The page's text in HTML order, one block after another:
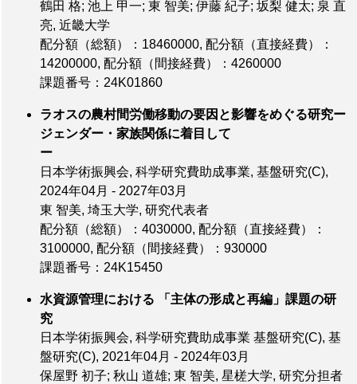
鶴田 格; 池上 甲一; 東 智美; 伊藤 紀子; 坂梨 健太; 泉 直
亮, 近畿大学
配分額（総額）：18460000, 配分額（直接経費）：
14200000, 配分額（間接経費）：4260000
課題番号：24K01860
ラオスの農村間労働移動の要因と影響をめぐる研究ー
ジェンダー・家族関係に着目して
ー
日本学術振興会, 科学研究費助成事業, 基盤研究(C),
2024年04月 - 2027年03月
東 智美, 埼玉大学, 研究代表者
配分額（総額）：4030000, 配分額（直接経費）：
3100000, 配分額（間接経費）：930000
課題番号：24K15450
水資源管理における 「主体の形成と再編」課題の研
究
日本学術振興会, 科学研究費助成事業 基盤研究(C), 基
盤研究(C), 2021年04月 - 2024年03月
保屋野 初子; 秋山 道雄; 東 智美, 星槎大学, 研究分担者